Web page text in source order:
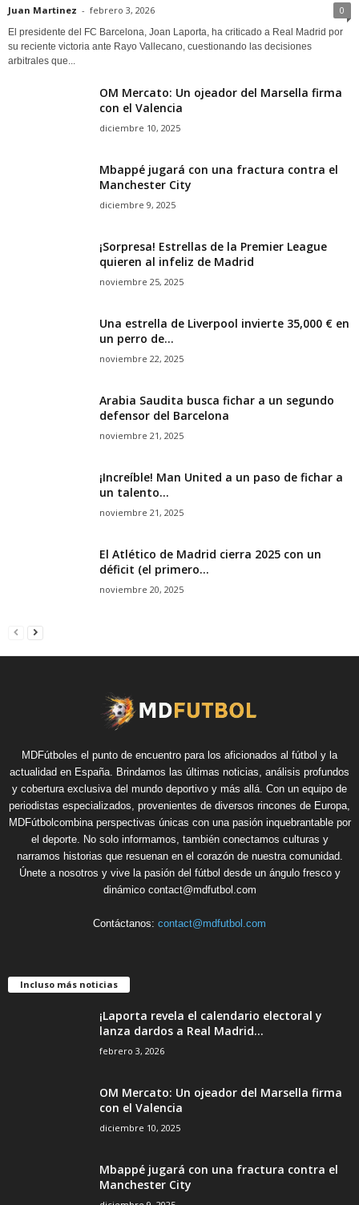
Juan Martinez - febrero 3, 2026 0
El presidente del FC Barcelona, Joan Laporta, ha criticado a Real Madrid por
su reciente victoria ante Rayo Vallecano, cuestionando las decisiones
arbitrales que...
OM Mercato: Un ojeador del Marsella firma
con el Valencia
diciembre 10, 2025
Mbappé jugará con una fractura contra el
Manchester City
diciembre 9, 2025
¡Sorpresa! Estrellas de la Premier League
quieren al infeliz de Madrid
noviembre 25, 2025
Una estrella de Liverpool invierte 35,000 € en
un perro de...
noviembre 22, 2025
Arabia Saudita busca fichar a un segundo
defensor del Barcelona
noviembre 21, 2025
¡Increíble! Man United a un paso de fichar a
un talento...
noviembre 21, 2025
El Atlético de Madrid cierra 2025 con un
déficit (el primero...
noviembre 20, 2025
MDFútboles el punto de encuentro para los aficionados al fútbol y la
actualidad en España. Brindamos las últimas noticias, análisis profundos
y cobertura exclusiva del mundo deportivo y más allá. Con un equipo de
periodistas especializados, provenientes de diversos rincones de Europa,
MDFútbolcombina perspectivas únicas con una pasión inquebrantable por
el deporte. No solo informamos, también conectamos culturas y
narramos historias que resuenan en el corazón de nuestra comunidad.
Únete a nosotros y vive la pasión del fútbol desde un ángulo fresco y
dinámico contact@mdfutbol.com
Contáctanos: contact@mdfutbol.com
Incluso más noticias
¡Laporta revela el calendario electoral y
lanza dardos a Real Madrid...
febrero 3, 2026
OM Mercato: Un ojeador del Marsella firma
con el Valencia
diciembre 10, 2025
Mbappé jugará con una fractura contra el
Manchester City